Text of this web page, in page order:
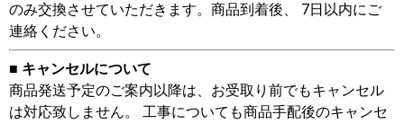
のみ交換させていただきます。商品到着後、 7日以内にご
連絡ください。
■ キャンセルについて
商品発送予定のご案内以降は、お受取り前でもキャンセル
は対応致しません。 工事についても商品手配後のキャンセ